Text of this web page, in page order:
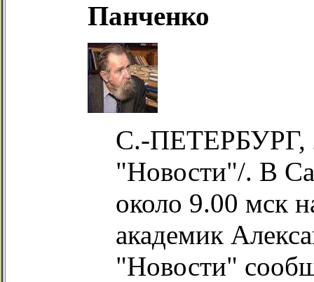
Панченко
С.-ПЕТЕРБУРГ,
"Новости"/. В
около 9.00 мск
академик
"Новости"